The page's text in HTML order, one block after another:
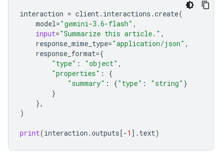
interaction = client. interactions .create(
model="gemini-3.6-flash" ,
input="Summarize this article." ,
response_mime_type="application/json" ,
response_format={
"type" : "object" ,
"properties" :
{
"summary" : {"type" : "string" }
}
},
)
print(interaction .outputs[-1 ] . text)